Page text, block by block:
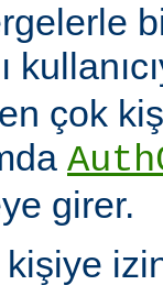
çok
girer.